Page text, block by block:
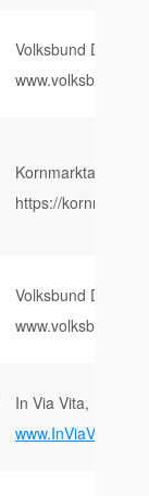
Volksbund
https://
Volksbund
In Via Vita,
www.InViaVita.de/